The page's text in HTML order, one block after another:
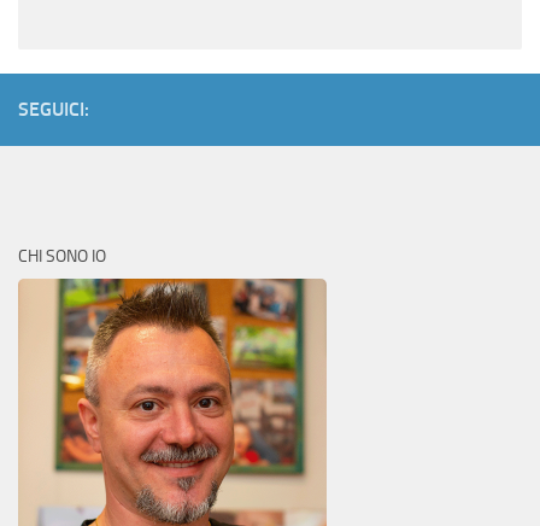
SEGUICI:
CHI SONO IO